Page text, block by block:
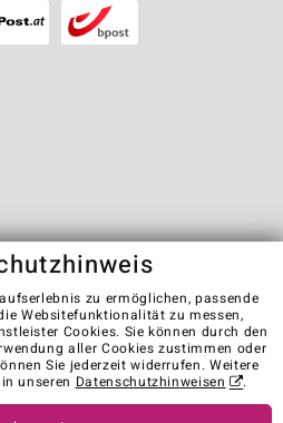
Cookies
Impressum
Vertrag widerrufen
in other countries:
zu ermöglichen, passende
Websitefunktionalität zu messen,
Cookies. Sie können durch den
aller Cookies zustimmen oder
Sie jederzeit widerrufen. Weitere
unseren Datenschutzhinweisen .